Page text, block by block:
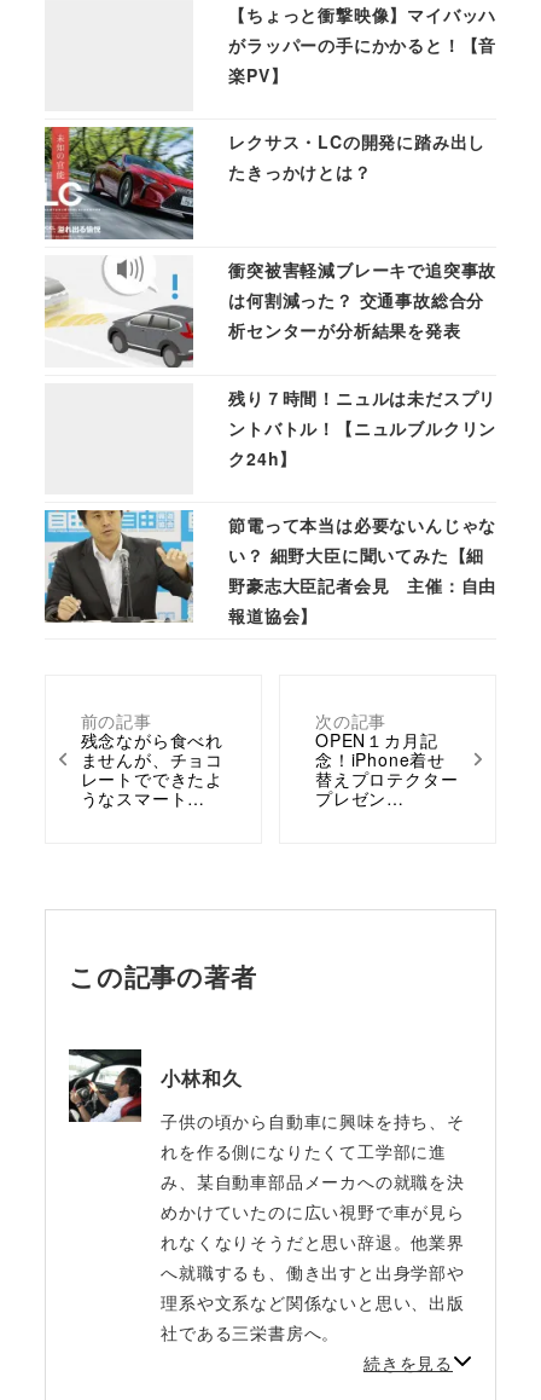
前の記事
残念ながら食べれ
ませんが、チョコ
レートでできたよ
うなスマート…
次の記事
OPEN１カ月記
念！iPhone着せ
替えプロテクター
プレゼン…
【ちょっと衝撃映像】マイバッハ
がラッパーの手にかかると！【音
楽PV】
レクサス・LCの開発に踏み出し
たきっかけとは？
衝突被害軽減ブレーキで追突事故
は何割減った？ 交通事故総合分
析センターが分析結果を発表
残り７時間！ニュルは未だスプリ
ントバトル！【ニュルブルクリン
ク24h】
節電って本当は必要ないんじゃな
い？ 細野大臣に聞いてみた【細
野豪志大臣記者会見 主催：​自由
報道協会】
この記事の著者
小林和久
子供の頃から自動車に興味を持ち、そ
れを作る側になりたくて工学部に進
み、某自動車部品メーカへの就職を決
めかけていたのに広い視野で車が見ら
れなくなりそうだと思い辞退。他業界
へ就職するも、働き出すと出身学部や
理系や文系など関係ないと思い、出版
社である三栄書房へ。
続きを見る